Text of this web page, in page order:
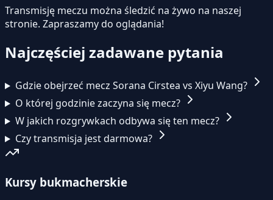
Transmisję meczu można śledzić na żywo na naszej
stronie. Zapraszamy do oglądania!
Najczęściej zadawane pytania
Gdzie obejrzeć mecz Sorana Cirstea vs Xiyu Wang?
O której godzinie zaczyna się mecz?
W jakich rozgrywkach odbywa się ten mecz?
Czy transmisja jest darmowa?
Kursy bukmacherskie